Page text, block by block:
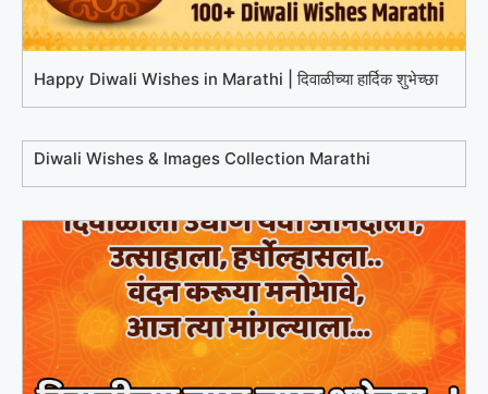
Happy Diwali Wishes in Marathi | दिवाळीच्या हार्दिक शुभेच्छा
Diwali Wishes & Images Collection Marathi